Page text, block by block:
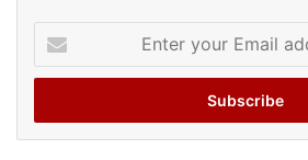
your
Email